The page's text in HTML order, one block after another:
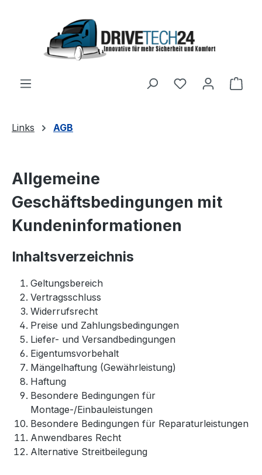
Du hast 0
Links AGB
Allgemeine
Geschäftsbedingungen mit
Kundeninformationen
Inhaltsverzeichnis
Geltungsbereich
Vertragsschluss
Widerrufsrecht
Preise und Zahlungsbedingungen
Liefer- und Versandbedingungen
Eigentumsvorbehalt
Mängelhaftung (Gewährleistung)
Haftung
Besondere Bedingungen für
Montage-/Einbauleistungen
Besondere Bedingungen für Reparaturleistungen
Anwendbares Recht
Alternative Streitbeilegung